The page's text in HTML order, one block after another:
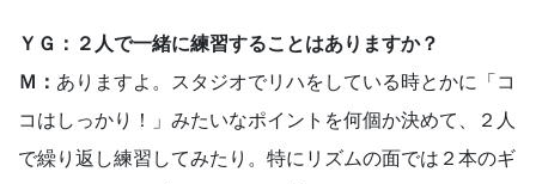
ＹＧ：２人で一緒に練習することはありますか？
Ｍ： ありますよ。スタジオでリハをしている時とかに「コ
コはしっかり！」みたいなポイントを何個か決めて、２人
で繰り返し練習してみたり。特にリズムの面では２本のギ